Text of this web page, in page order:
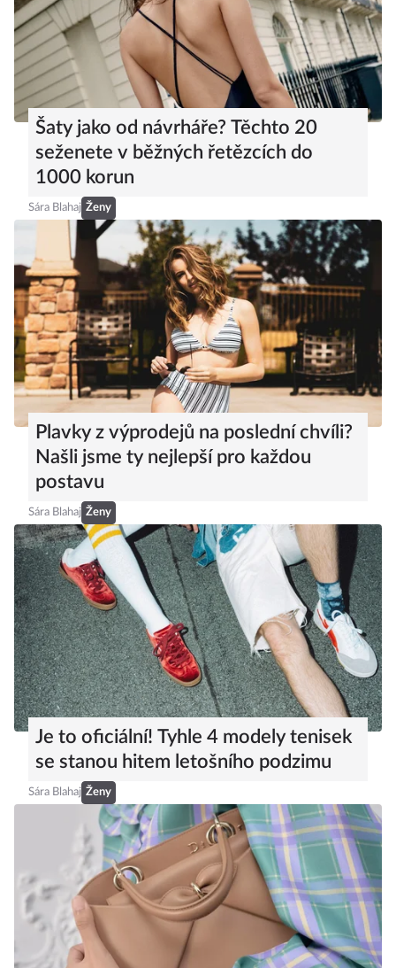
Šaty jako od návrháře? Těchto 20
seženete v běžných řetězcích do
1000 korun
Sára Blahaj Ženy
Plavky z výprodejů na poslední chvíli?
Našli jsme ty nejlepší pro každou
postavu
Sára Blahaj Ženy
Je to oficiální! Tyhle 4 modely tenisek
se stanou hitem letošního podzimu
Sára Blahaj Ženy